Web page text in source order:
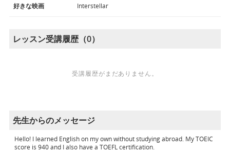
好きな映画 Interstellar
レッスン受講履歴（0）
受講履歴がまだありません。
先生からのメッセージ
Hello! I learned English on my own without studying abroad. My TOEIC
score is 940 and I also have a TOEFL certification.